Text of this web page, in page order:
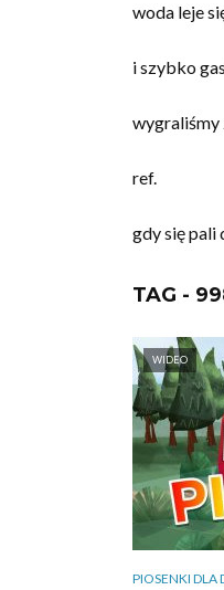
woda leje
i szybko
wygraliśmy
ref.
gdy się pali
TAG -
WIDEO
PIOSENKI DLA